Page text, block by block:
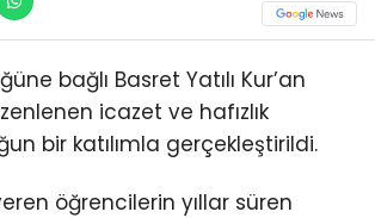
bağlı Basret Yatılı Kur’an
icazet ve hafızlık
bir katılımla gerçekleştirildi.
öğrencilerin yıllar süren